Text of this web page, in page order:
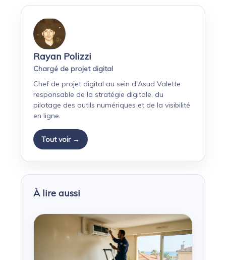
Rayan Polizzi
Chargé de projet digital
Chef de projet digital au sein d'Asud Valette
responsable de la stratégie digitale, du
pilotage des outils numériques et de la visibilité
en ligne.
Tout voir →
À lire aussi